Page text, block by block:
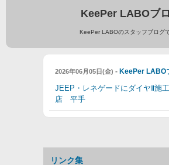
KeePer LABOブ
KeePer LABOのスタッフブログで
2026年06月05日(金) - KeePer LABO
JEEP・レネゲードにダイヤⅡ施
店 平手
リンク集